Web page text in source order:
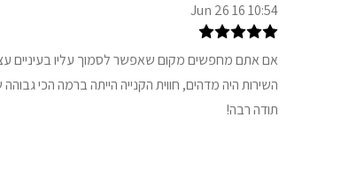
10:54 16 Jun 26
אם אתם מחפשים מקום שאפשר לסמוך עליו בעיניים
השירות היה מדהים, חווית הקנייה הייתה ברמה הכי
תודה רבה!